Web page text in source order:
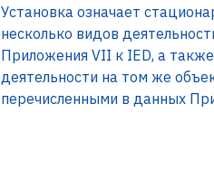
Установка означает
несколько видов
Приложения VII к IED, а
деятельности на том же
перечисленными в данных